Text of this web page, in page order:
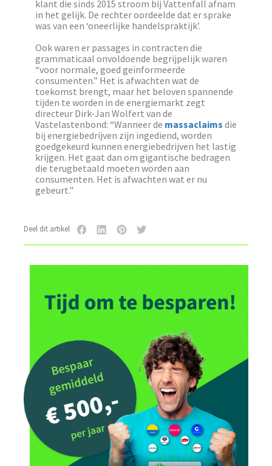
klant die sinds 2015 stroom bij Vattenfall afnam
in het gelijk. De rechter oordeelde dat er sprake
was van een ‘oneerlijke handelspraktijk’.
Ook waren er passages in contracten die
grammaticaal onvoldoende begrijpelijk waren
“voor normale, goed geïnformeerde
consumenten.” Het is afwachten wat de
toekomst brengt, maar het beloven spannende
tijden te worden in de energiemarkt zegt
directeur Dirk-Jan Wolfert van de
Vastelastenbond: “Wanneer de massaclaims die
bij energiebedrijven zijn ingediend, worden
goedgekeurd kunnen energiebedrijven het lastig
krijgen. Het gaat dan om gigantische bedragen
die terugbetaald moeten worden aan
consumenten. Het is afwachten wat er nu
gebeurt."
Deel dit artikel